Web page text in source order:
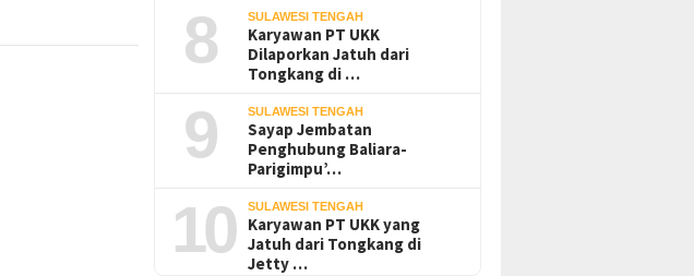
8 SULAWESI TENGAH
Karyawan PT UKK
Dilaporkan Jatuh dari
Tongkang di …
9 SULAWESI TENGAH
Sayap Jembatan
Penghubung Baliara-
Parigimpu’…
10 SULAWESI TENGAH
Karyawan PT UKK yang
Jatuh dari Tongkang di
Jetty …